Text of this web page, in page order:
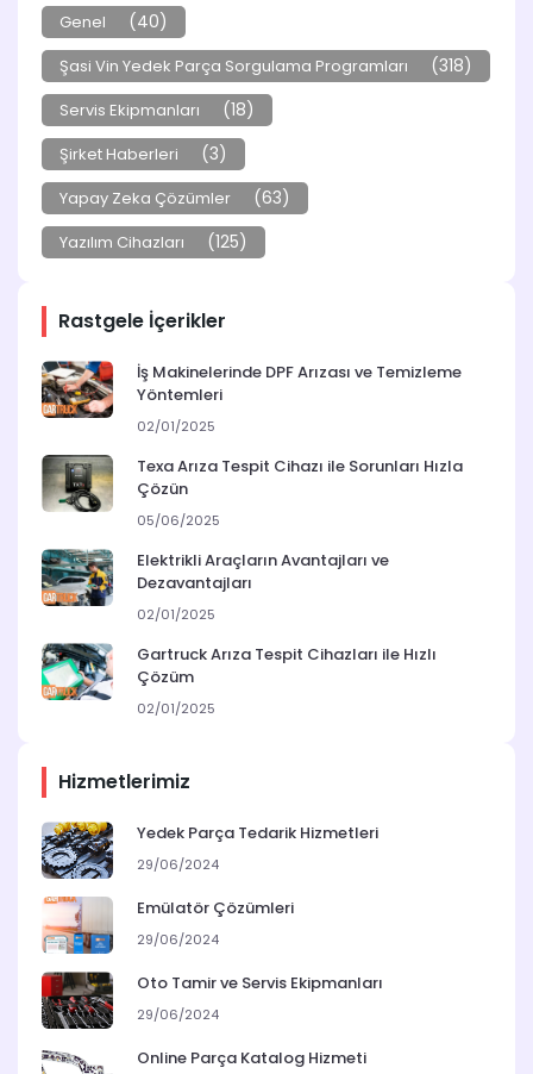
Genel (40)
Şasi Vin Yedek Parça Sorgulama Programları (318)
Servis Ekipmanları (18)
Şirket Haberleri (3)
Yapay Zeka Çözümler (63)
Yazılım Cihazları (125)
Rastgele İçerikler
İş Makinelerinde DPF Arızası ve Temizleme
Yöntemleri
02/01/2025
Texa Arıza Tespit Cihazı ile Sorunları Hızla
Çözün
05/06/2025
Elektrikli Araçların Avantajları ve
Dezavantajları
02/01/2025
Gartruck Arıza Tespit Cihazları ile Hızlı
Çözüm
02/01/2025
Hizmetlerimiz
Yedek Parça Tedarik Hizmetleri
29/06/2024
Emülatör Çözümleri
29/06/2024
Oto Tamir ve Servis Ekipmanları
29/06/2024
Online Parça Katalog Hizmeti